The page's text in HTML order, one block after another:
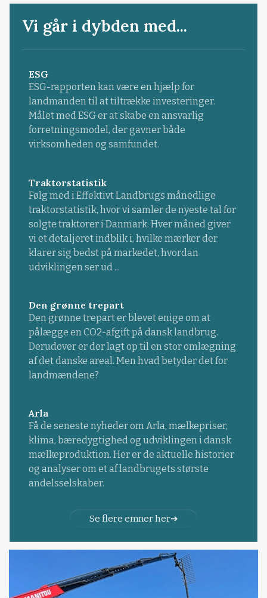
Vi går i dybden med...
ESG
ESG-rapporten kan være en hjælp for
landmanden til at tiltrække investeringer.
Målet med ESG er at skabe en ansvarlig
forretningsmodel, der gavner både
virksomheden og samfundet.
Traktorstatistik
Følg med i Effektivt Landbrugs månedlige
traktorstatistik, hvor vi samler de nyeste tal for
solgte traktorer i Danmark. Hver måned giver
vi et detaljeret indblik i, hvilke mærker der
klarer sig bedst på markedet, hvordan
udviklingen ser ud ...
Den grønne trepart
Den grønne trepart er blevet enige om at
pålægge en CO2-afgift på dansk landbrug.
Derudover er der lagt op til en stor omlægning
af det danske areal. Men hvad betyder det for
landmændene?
Arla
Få de seneste nyheder om Arla, mælkepriser,
klima, bæredygtighed og udviklingen i dansk
mælkeproduktion. Her er de aktuelle historier
og analyser om et af landbrugets største
andelsselskaber.
Se flere emner her